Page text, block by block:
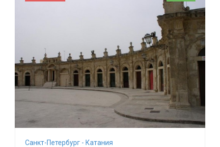
Санкт-Петербург - Катания